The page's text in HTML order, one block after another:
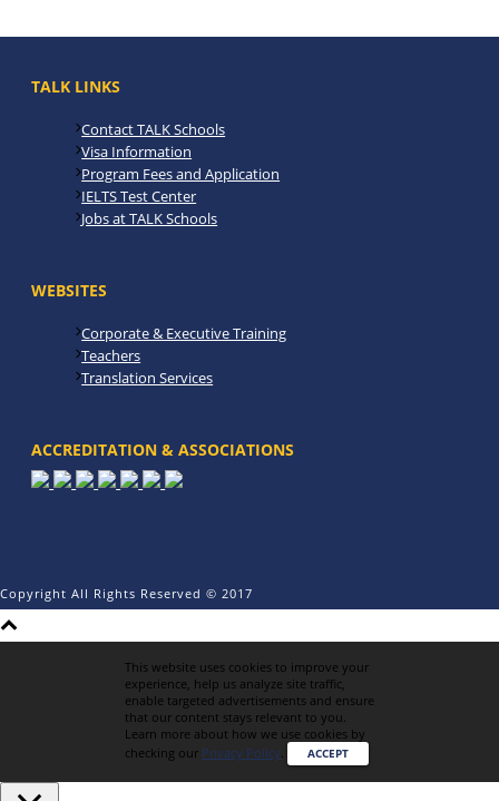
TALK LINKS
Contact TALK Schools
Visa Information
Program Fees and Application
IELTS Test Center
Jobs at TALK Schools
WEBSITES
Corporate & Executive Training
Teachers
Translation Services
ACCREDITATION & ASSOCIATIONS
Copyright All Rights Reserved © 2017
This website uses cookies to improve your
experience, help us analyze site traffic,
enable targeted advertisements and ensure
that our content stays relevant to you.
Learn more about how we use cookies by
checking our Privacy Policy. ACCEPT